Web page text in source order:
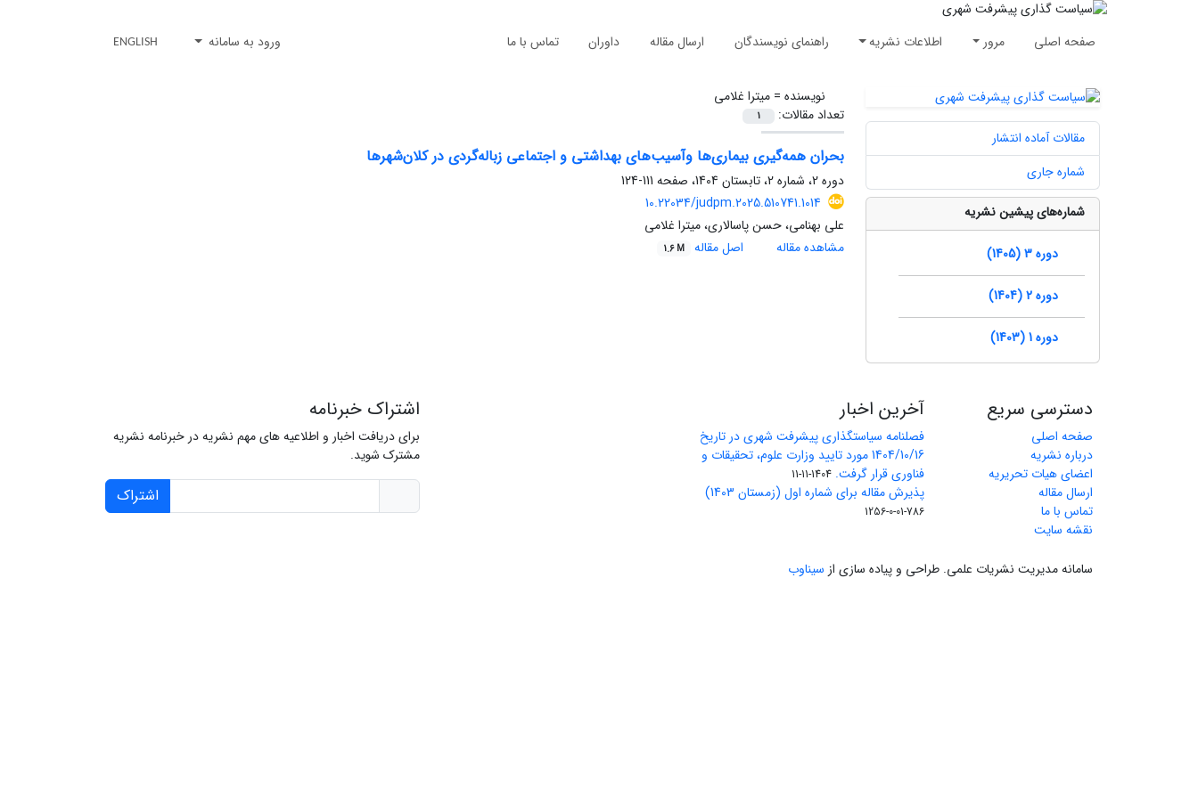
صفحه اصلی مرور اطلاعات نشریه راهنمای نویسندگان ارسال مقاله داوران تماس با ما ورود به سامانه ENGLISH
نویسنده =میترا غلامی
تعداد مقالات:
1
بحران همه‌گیری بیماری‌ها وآسیب‌های بهداشتی و اجتماعی زباله‌گردی در کلان‌شهرها
دوره 2، شماره 2، تابستان 1404، صفحه
111-124
10.22034/judpm.2025.510741.1014
علی بهنامی، حسن پاسالاری، میترا غلامی
مشاهده مقاله
اصل مقاله 1.6 M
مقالات آماده انتشار
شماره جاری
شماره‌های پیشین نشریه
دوره 3 (1405)
دوره 2 (1404)
دوره 1 (1403)
دسترسی سریع
صفحه اصلی
درباره نشریه
اعضای هیات تحریریه
ارسال مقاله
تماس با ما
نقشه سایت
آخرین اخبار
فصلنامه سیاستگذاری پیشرفت شهری در تاریخ
1404/10/16 مورد تایید وزارت علوم، تحقیقات و
فناوری قرار گرفت. 1404-11-11
پذیرش مقاله برای شماره اول (زمستان 1403)
786-01-0-1256
اشتراک خبرنامه
برای دریافت اخبار و اطلاعیه های مهم نشریه در خبرنامه نشریه
مشترک شوید.
اشتراک
سامانه مدیریت نشریات علمی. طراحی و پیاده سازی از سیناوب